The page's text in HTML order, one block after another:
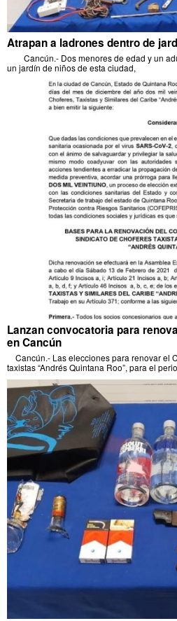
Atrapan a ladrones dentro de
Cancún.- Dos menores de edad y un
un jardín de niños de esta ciudad,
Lanzan convocatoria para
en Cancún
Cancún.- Las elecciones para renovar el
taxistas “Andrés Quintana Roo”, para el